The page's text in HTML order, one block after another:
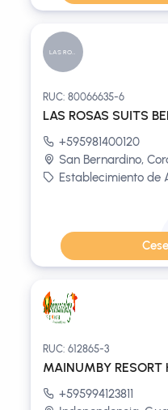
LAS ROSAS...
RUC: 80066635-6
LAS ROSAS SUITS
+595981400120
San Bernardino,
Establecimiento de
RUC: 612865-3
MAINUMBY RESORT
+595994123811